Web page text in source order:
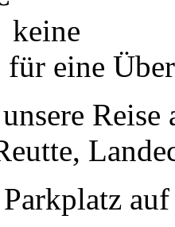
keine
für eine